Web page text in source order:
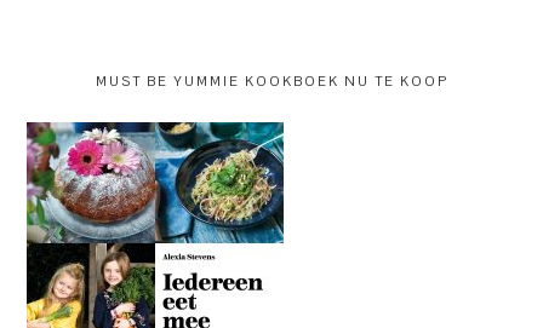
MUST BE YUMMIE KOOKBOEK NU TE KOOP